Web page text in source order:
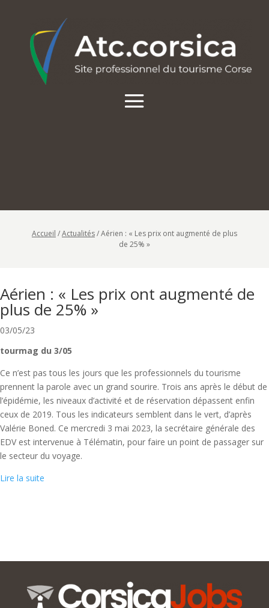
Accueil /Actualités/Aérien : « Les prix ont augmenté de plus
de 25% »
Aérien : « Les prix ont augmenté de
plus de 25% »
03/05/23
tourmag du 3/05
Ce n’est pas tous les jours que les professionnels du tourisme
prennent la parole avec un grand sourire. Trois ans après le début de
l’épidémie, les niveaux d’activité et de réservation dépassent enfin
ceux de 2019. Tous les indicateurs semblent dans le vert, d’après
Valérie Boned. Ce mercredi 3 mai 2023, la secrétaire générale des
EDV est intervenue à Télématin, pour faire un point de passager sur
le secteur du voyage.
Lire la suite